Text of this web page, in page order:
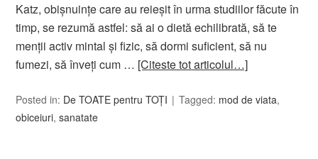
Katz, obişnuinţe care au reieşit în urma studiilor făcute în
timp, se rezumă astfel: să ai o dietă echilibrată, să te
menţii activ mintal şi fizic, să dormi suficient, să nu
fumezi, să înveţi cum … [Citeste tot articolul…]
Posted in: De TOATE pentru TOȚI Tagged: mod de viata,
obiceiuri,sanatate